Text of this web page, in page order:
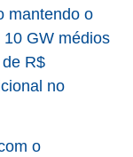
mantendo o
GW médios
R$
no
o